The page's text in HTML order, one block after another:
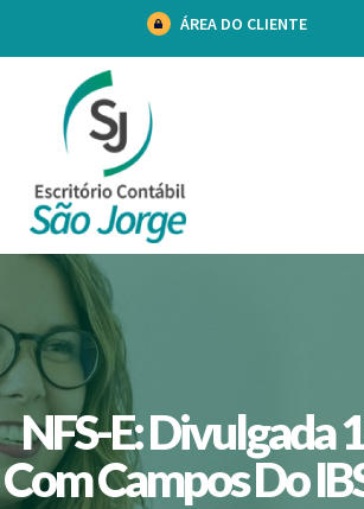
ÁREA DO CLIENTE
NFS-E: Divulgada
Com Campos Do